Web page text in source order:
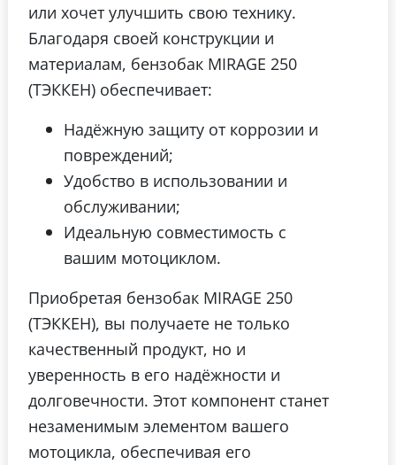
или хочет улучшить свою технику.
Благодаря своей конструкции и
материалам, бензобак MIRAGE 250
(ТЭККЕН) обеспечивает:
Надёжную защиту от коррозии и
повреждений;
Удобство в использовании и
обслуживании;
Идеальную совместимость с
вашим мотоциклом.
Приобретая бензобак MIRAGE 250
(ТЭККЕН), вы получаете не только
качественный продукт, но и
уверенность в его надёжности и
долговечности. Этот компонент станет
незаменимым элементом вашего
мотоцикла, обеспечивая его